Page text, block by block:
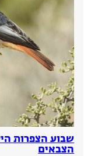
שבוע הצפרות
הצבאים